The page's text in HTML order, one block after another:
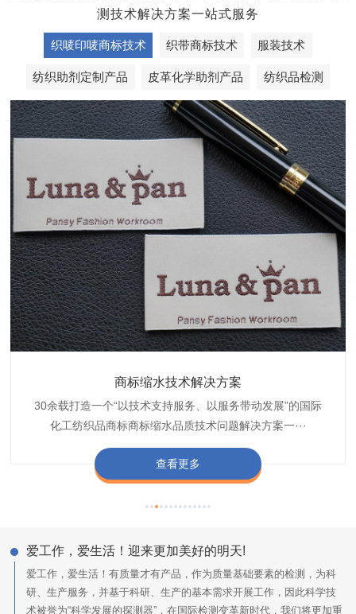
测技术解决方案一站式服务
织唛印唛商标技术 织带商标技术 服装技术
纺织助剂定制产品 皮革化学助剂产品 纺织品检测
商标缩水技术解决方案
30余载打造一个“以技术支持服务、以服务带动发展”的国际
化工纺织品商标商标缩水品质技术问题解决方案一···
查看更多
织带商标防水技术解决方案
博准公司专注于织带商标防水技术解决方案30余载,励志于
纺织品商标企业打造含油量超标品质技术问题解决方···
查看更多
服装颜色不匀技术解决方案
博准是一家专注30余载设计研发织唛印唛商标、织带服装颜
色不匀品质技术问题解决方案一站式服务提供商,技···
查看更多
纺织品阻燃母粒
博准致力于成为纺织品商标阻燃母粒剂,TF-W760,TF-W760
阻燃母粒剂加工定制服务实力提供商,···
查看更多
爱工作，爱生活！迎来更加美好的明天!
爱工作，爱生活！有质量才有产品，作为质量基础要素的检测，为科
研、生产服务，并基于科研、生产的基本需求开展工作，因此科学技
术被誉为“科学发展的探测器”，在国际检测变革新时代，我们将更加重